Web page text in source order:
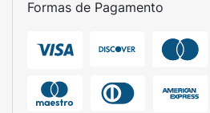
Conforto:Design
almofadas que
limpar e esterilizável.
Formas de Pagamento